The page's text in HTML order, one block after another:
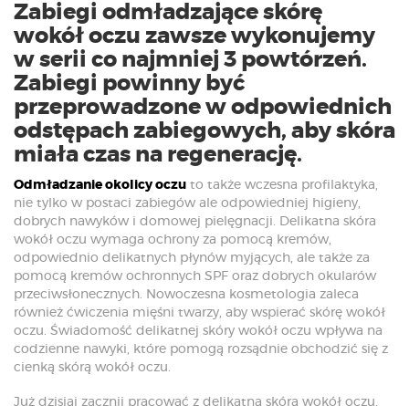
Zabiegi odmładzające skórę
wokół oczu zawsze wykonujemy
w serii co najmniej 3 powtórzeń.
Zabiegi powinny być
przeprowadzone w odpowiednich
odstępach zabiegowych, aby skóra
miała czas na regenerację.
Odmładzanie okolicy oczu to także wczesna profilaktyka,
nie tylko w postaci zabiegów ale odpowiedniej higieny,
dobrych nawyków i domowej pielęgnacji. Delikatna skóra
wokół oczu wymaga ochrony za pomocą kremów,
odpowiednio delikatnych płynów myjących, ale także za
pomocą kremów ochronnych SPF oraz dobrych okularów
przeciwsłonecznych. Nowoczesna kosmetologia zaleca
również ćwiczenia mięśni twarzy, aby wspierać skórę wokół
oczu. Świadomość delikatnej skóry wokół oczu wpływa na
codzienne nawyki, które pomogą rozsądnie obchodzić się z
cienką skórą wokół oczu.
Już dzisiaj zacznij pracować z delikatną skórą wokół oczu.